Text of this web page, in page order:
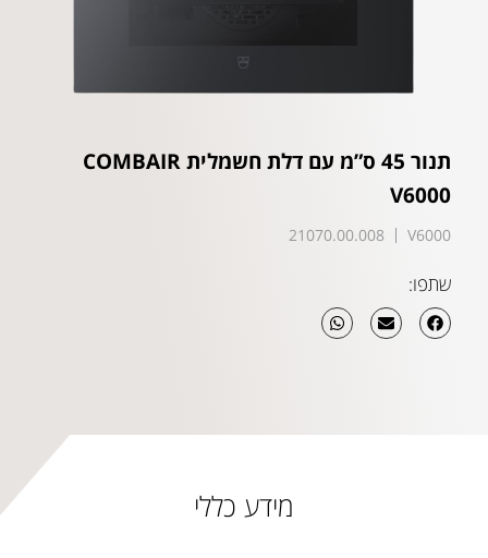
תנור 45 ס”מ עם דלת חשמלית COMBAIR
V6000
V6000
21070.00.008
שתפו:
מידע כללי